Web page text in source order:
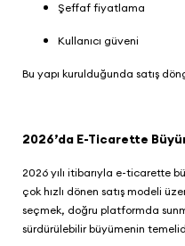
Şeffaf fiyatlama
Kullanıcı güveni
Bu yapı kurulduğunda satış
2026’da E-Ticarette
2026 yılı itibarıyla e-ticarette
çok hızlı dönen satış modeli
seçmek, doğru platformda
sürdürülebilir büyümenin